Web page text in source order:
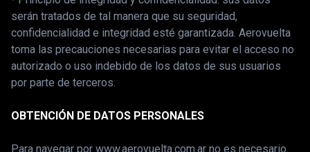
serán tratados de tal manera que su seguridad,
confidencialidad e integridad esté garantizada. Aerovuelta
toma las precauciones necesarias para evitar el acceso no
autorizado o uso indebido de los datos de sus usuarios
por parte de terceros.
OBTENCIÓN DE DATOS PERSONALES
Para navegar por www.aerovuelta.com.ar no es necesario